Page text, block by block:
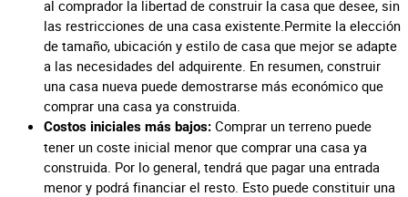
al comprador la libertad de construir la casa que desee, sin
las restricciones de una casa existente.Permite la elección
de tamaño, ubicación y estilo de casa que mejor se adapte
a las necesidades del adquirente. En resumen, construir
una casa nueva puede demostrarse más económico que
comprar una casa ya construida.
Costos iniciales más bajos: Comprar un terreno puede
tener un coste inicial menor que comprar una casa ya
construida. Por lo general, tendrá que pagar una entrada
menor y podrá financiar el resto. Esto puede constituir una